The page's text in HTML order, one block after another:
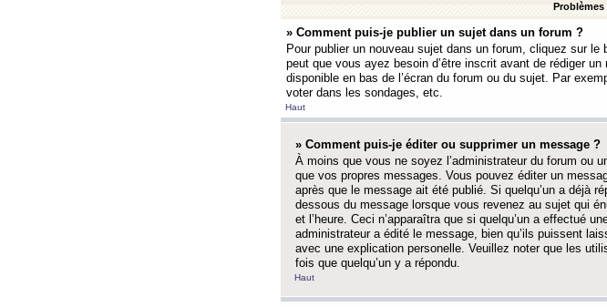
» Comment puis-je publier un sujet dans un forum ?
Pour publier un nouveau sujet dans un forum, cliquez sur
peut que vous ayez besoin d’être inscrit avant de rédiger
disponible en bas de l’écran du forum ou du sujet. Par
voter dans les sondages, etc.
Haut
» Comment puis-je éditer ou supprimer un message ?
À moins que vous ne soyez l’administrateur du forum ou
que vos propres messages. Vous pouvez éditer un
après que le message ait été publié. Si quelqu’un a déjà
dessous du message lorsque vous revenez au sujet qui
et l’heure. Ceci n’apparaîtra que si quelqu’un a effectué
administrateur a édité le message, bien qu’ils puissent
avec une explication personelle. Veuillez noter que les
fois que quelqu’un y a répondu.
Haut